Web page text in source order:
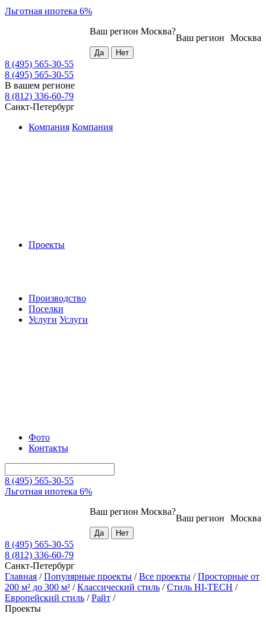
Льготная ипотека 6%
Москва
Ваш регион
Ваш регион Москва?
8 (495) 565-30-55
8 (495) 565-30-55
В вашем регионе
8 (812) 336-60-79
Санкт-Петербург
Компания Компания
Проекты
Производство
Поселки
Услуги Услуги
Фото
Контакты
8 (495) 565-30-55
Льготная ипотека 6%
Москва
Ваш регион
Ваш регион Москва?
8 (495) 565-30-55
8 (812) 336-60-79
Санкт-Петербург
Главная /Популярные проекты /Все проекты /Просторные от
200 м² до 300 м² /Классический стиль /Стиль HI-TECH /
Европейский стиль /Райт /
Проекты